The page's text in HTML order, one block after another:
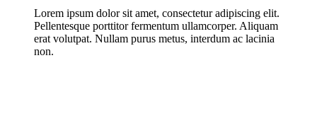
Lorem ipsum dolor sit amet, consectetur adipiscing elit.
Pellentesque porttitor fermentum ullamcorper. Aliquam
erat volutpat. Nullam purus metus, interdum ac lacinia
non.